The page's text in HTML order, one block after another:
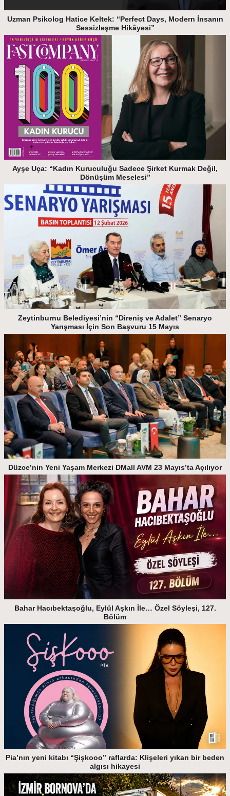
Uzman Psikolog Hatice Keltek: “Perfect Days, Modern İnsanın
Sessizleşme Hikâyesi”
Ayşe Uça: “Kadın Kuruculuğu Sadece Şirket Kurmak Değil,
Dönüşüm Meselesi”
Zeytinburnu Belediyesi’nin “Direniş ve Adalet” Senaryo
Yarışması İçin Son Başvuru 15 Mayıs
Düzce’nin Yeni Yaşam Merkezi DMall AVM 23 Mayıs’ta Açılıyor
Bahar Hacıbektaşoğlu, Eylül Aşkın İle… Özel Söyleşi, 127.
Bölüm
Pia’nın yeni kitabı “Şişkooo” raflarda: Klişeleri yıkan bir beden
algısı hikayesi